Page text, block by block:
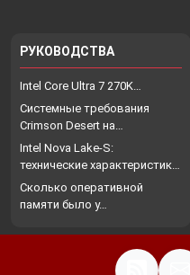
РУКОВОДСТВА
Intel Core Ultra 7 270K…
Системные требования
Crimson Desert на…
Intel Nova Lake-S:
технические характеристики,
…
Сколько оперативной
памяти было у…